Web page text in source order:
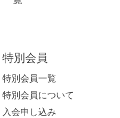
特別会員
特別会員一覧
特別会員について
入会申し込み